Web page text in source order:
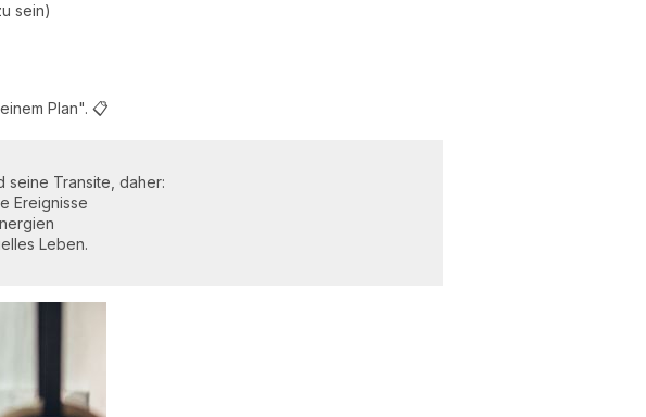
sein)
Plan". 📋
seine Transite, daher:
Ereignisse
Leben.